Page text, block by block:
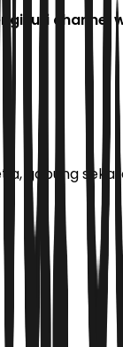
channel
gabung